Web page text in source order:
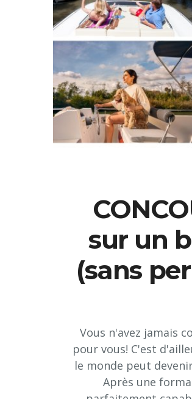
sur un
(sans
Vous n'avez jamais
pour vous! C'est
le monde peut
Après une